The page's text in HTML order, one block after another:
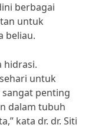
berbagai
untuk
beliau.
hidrasi.
untuk
penting
dalam tubuh
kata dr. dr. Siti